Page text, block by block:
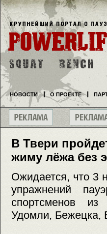
В Твери
жиму лёжа без
Ожидается, что 3
упражнений
спортсменов
Удомли, Бежецка,
НОВОСТИ О ПРОЕКТЕ